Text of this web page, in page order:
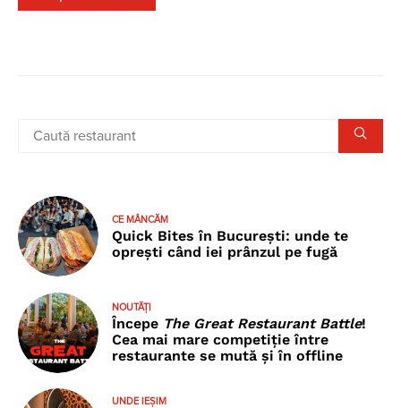
CE MÂNCĂM
Quick Bites în București: unde te
oprești când iei prânzul pe fugă
NOUTĂȚI
Începe The Great Restaurant Battle!
Cea mai mare competiție între
restaurante se mută și în offline
UNDE IEȘIM